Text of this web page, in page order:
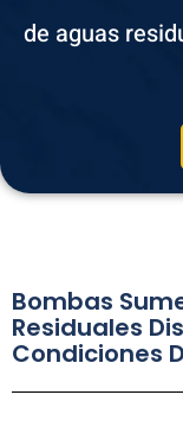
de aguas
Bombas
Residuales
Condiciones